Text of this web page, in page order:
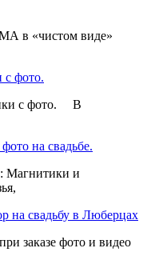
«чистом виде»
с фото.
с фото. В
на свадьбе.
и
на свадьбу в Люберцах
заказе фото и видео